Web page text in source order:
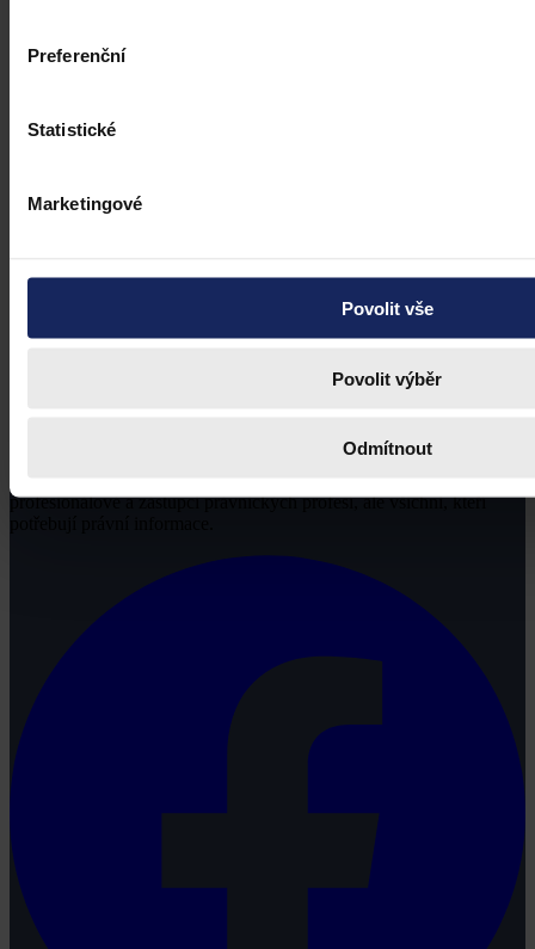
Preferenční
Statistické
Marketingové
Povolit vše
Povolit výběr
Odmítnout
profesionálové a zástupci právnických profesí, ale všichni, kteří